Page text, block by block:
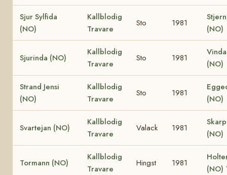
Sjur Sylfida
(NO)
Kallblodig
Travare
Sto 1981
(NO)
Sjurinda (NO)
Kallblodig
Travare
Sto 1981
(NO)
Strand Jensi
(NO)
Kallblodig
Travare
Sto 1981
(NO)
Svartejan (NO)
Kallblodig
Travare
Valack 1981
(NO)
Tormann (NO)
Kallblodig
Travare
Hingst 1981
(NO)